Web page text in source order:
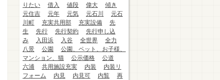
りたい
借入 値段 偉大
傾き
元住吉
元年 元気 元石川
元石
川町
充実共用部 充実設備
先
生
先行 先行契約
先行申し込
み
入田浜 入谷 全世界
全力
八景
公園
公園、ペット、お子様、
マンション、猫
公示価格
公道
六浦
共用施設充実 内装
内装リ
フォーム
内見 内見可 内覧
再